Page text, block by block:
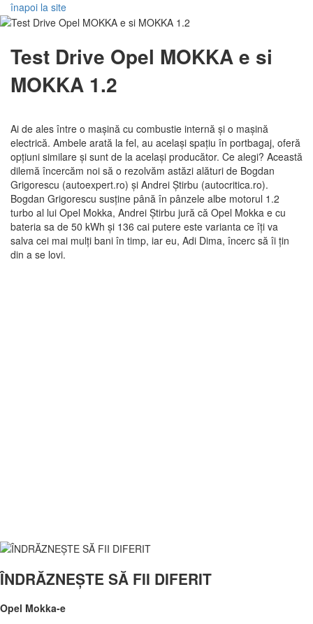
înapoi la site
Test Drive Opel MOKKA e si
MOKKA 1.2
Ai de ales între o mașină cu combustie internă și o mașină
electrică. Ambele arată la fel, au același spațiu în portbagaj, oferă
opțiuni similare și sunt de la același producător. Ce alegi? Această
dilemă încercăm noi să o rezolvăm astăzi alături de Bogdan
Grigorescu (autoexpert.ro) și Andrei Știrbu (autocritica.ro).
Bogdan Grigorescu susține până în pânzele albe motorul 1.2
turbo al lui Opel Mokka, Andrei Știrbu jură că Opel Mokka e cu
bateria sa de 50 kWh și 136 cai putere este varianta ce îți va
salva cei mai mulți bani în timp, iar eu, Adi Dima, încerc să îi țin
din a se lovi.
ÎNDRĂZNEȘTE SĂ FII DIFERIT
Opel Mokka-e